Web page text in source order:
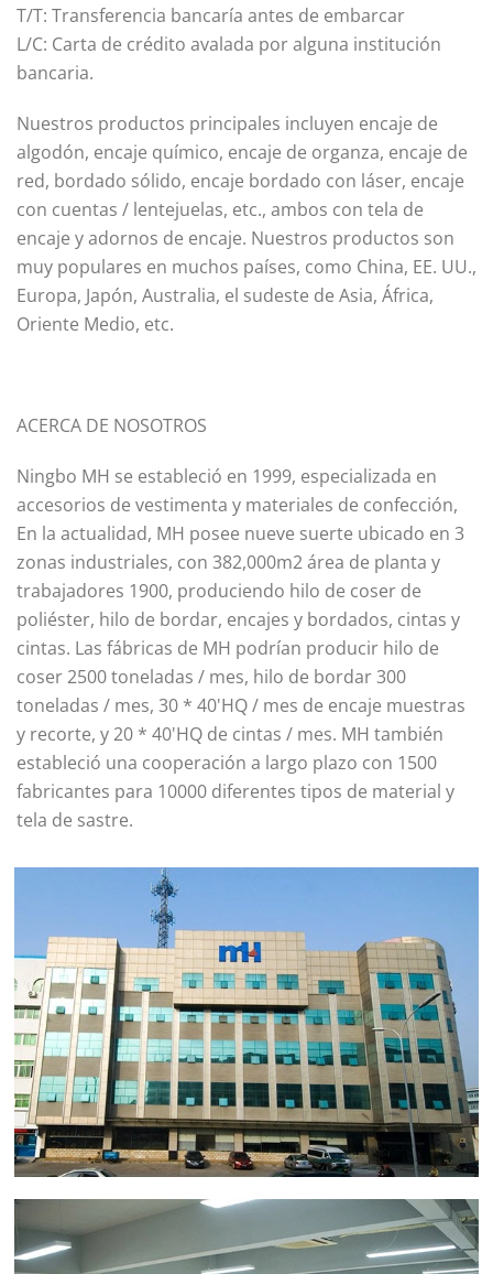
T/T: Transferencia bancaría antes de embarcar
L/C: Carta de crédito avalada por alguna institución
bancaria.
Nuestros productos principales incluyen encaje de
algodón, encaje químico, encaje de organza, encaje de
red, bordado sólido, encaje bordado con láser, encaje
con cuentas / lentejuelas, etc., ambos con tela de
encaje y adornos de encaje. Nuestros productos son
muy populares en muchos países, como China, EE. UU.,
Europa, Japón, Australia, el sudeste de Asia, África,
Oriente Medio, etc.
ACERCA DE NOSOTROS
Ningbo MH se estableció en 1999, especializada en
accesorios de vestimenta y materiales de confección,
En la actualidad, MH posee nueve suerte ubicado en 3
zonas industriales, con 382,000m2 área de planta y
trabajadores 1900, produciendo hilo de coser de
poliéster, hilo de bordar, encajes y bordados, cintas y
cintas. Las fábricas de MH podrían producir hilo de
coser 2500 toneladas / mes, hilo de bordar 300
toneladas / mes, 30 * 40'HQ / mes de encaje muestras
y recorte, y 20 * 40'HQ de cintas / mes. MH también
estableció una cooperación a largo plazo con 1500
fabricantes para 10000 diferentes tipos de material y
tela de sastre.